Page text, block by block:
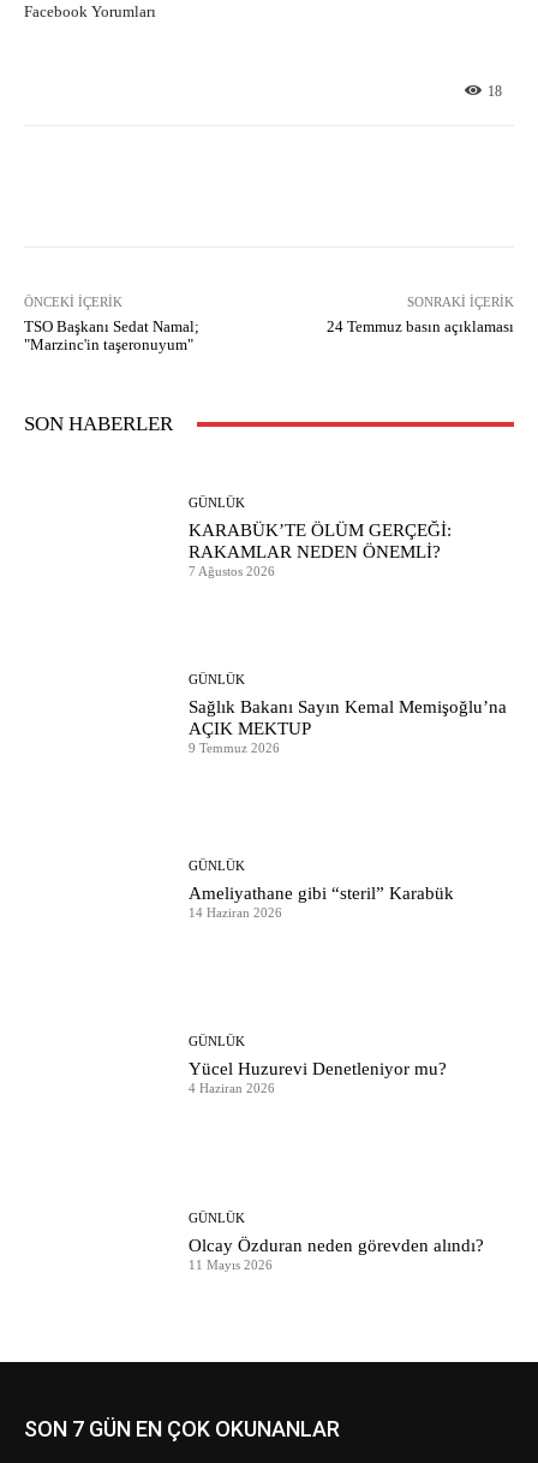
Facebook Yorumları
18
ÖNCEKI İÇERIK
TSO Başkanı Sedat Namal;
"Marzinc'in taşeronuyum"
SONRAKI İÇERIK
24 Temmuz basın açıklaması
SON HABERLER
GÜNLÜK
KARABÜK’TE ÖLÜM GERÇEĞİ:
RAKAMLAR NEDEN ÖNEMLİ?
7 Ağustos 2026
GÜNLÜK
Sağlık Bakanı Sayın Kemal Memişoğlu’na
AÇIK MEKTUP
9 Temmuz 2026
GÜNLÜK
Ameliyathane gibi “steril” Karabük
14 Haziran 2026
GÜNLÜK
Yücel Huzurevi Denetleniyor mu?
4 Haziran 2026
GÜNLÜK
Olcay Özduran neden görevden alındı?
11 Mayıs 2026
SON 7 GÜN EN ÇOK OKUNANLAR